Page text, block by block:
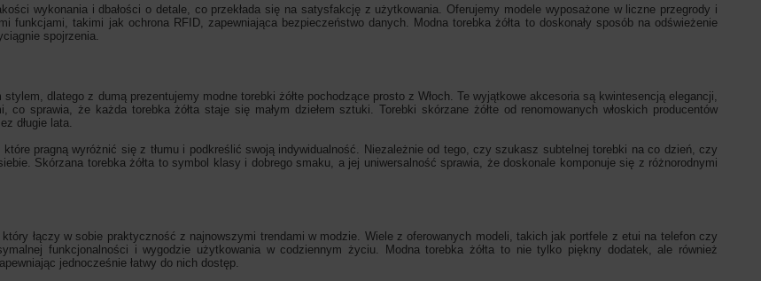
wykonania i dbałości o detale, co przekłada się na satysfakcję z użytkowania. Oferujemy modele wyposażone w liczne przegrody i
takimi jak ochrona RFID, zapewniająca bezpieczeństwo danych. Modna torebka żółta to doskonały sposób na odświeżenie
spojrzenia.
dlatego z dumą prezentujemy modne torebki żółte pochodzące prosto z Włoch. Te wyjątkowe akcesoria są kwintesencją elegancji,
sprawia, że każda torebka żółta staje się małym dziełem sztuki. Torebki skórzane żółte od renomowanych włoskich producentów
długie lata.
pragną wyróżnić się z tłumu i podkreślić swoją indywidualność. Niezależnie od tego, czy szukasz subtelnej torebki na co dzień, czy
Skórzana torebka żółta to symbol klasy i dobrego smaku, a jej uniwersalność sprawia, że doskonale komponuje się z różnorodnymi
łączy w sobie praktyczność z najnowszymi trendami w modzie. Wiele z oferowanych modeli, takich jak portfele z etui na telefon czy
funkcjonalności i wygodzie użytkowania w codziennym życiu. Modna torebka żółta to nie tylko piękny dodatek, ale również
jednocześnie łatwy do nich dostęp.